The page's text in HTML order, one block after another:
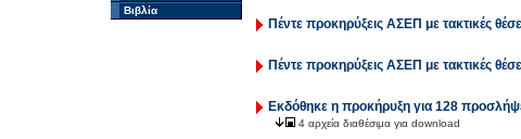
Βιβλία
Πέντε προκηρύξεις ΑΣΕΠ με τακτικές
Πέντε προκηρύξεις ΑΣΕΠ με τακτικές
Εκδόθηκε η προκήρυξη για 128
4 αρχεία διαθέσιμα για download